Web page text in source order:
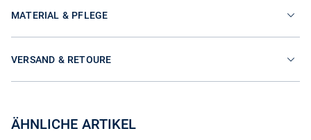
MATERIAL & PFLEGE
VERSAND & RETOURE
ÄHNLICHE ARTIKEL